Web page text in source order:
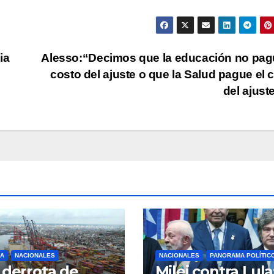
el
Alesso:“Decimos que la educación no
costo del ajuste o que la Salud pague el
del
NACIONALES NACIONALES PANORAMA